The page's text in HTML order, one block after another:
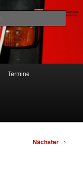
Termine
Nächster →